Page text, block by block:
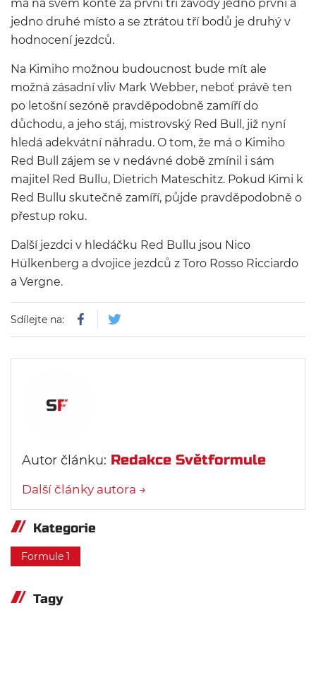
má na svém kontě za první tři závody jedno první a
jedno druhé místo a se ztrátou tří bodů je druhý v
hodnocení jezdců.
Na Kimiho možnou budoucnost bude mít ale
možná zásadní vliv Mark Webber, neboť právě ten
po letošní sezóně pravděpodobně zamíří do
důchodu, a jeho stáj, mistrovský Red Bull, již nyní
hledá adekvátní náhradu. O tom, že má o Kimiho
Red Bull zájem se v nedávné době zmínil i sám
majitel Red Bullu, Dietrich Mateschitz. Pokud Kimi k
Red Bullu skutečně zamíří, půjde pravděpodobně o
přestup roku.
Další jezdci v hledáčku Red Bullu jsou Nico
Hülkenberg a dvojice jezdců z Toro Rosso Ricciardo
a Vergne.
Sdílejte na:
Autor článku: Redakce Světformule
Další články autora →
Kategorie
Formule 1
Tagy